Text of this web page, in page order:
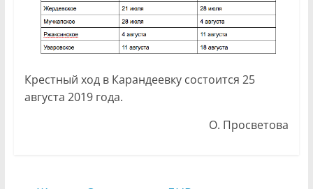
Крестный ход в Карандеевку состоится 25
августа 2019 года.
О. Просветова